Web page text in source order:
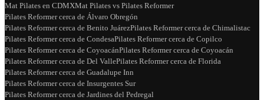
Mat Pilates en CDMXMat Pilates vs Pilates Reformer
Pilates Reformer cerca de Álvaro Obregón
Pilates Reformer cerca de Benito JuárezPilates Reformer cerca de Chimalistac
Pilates Reformer cerca de CondesaPilates Reformer cerca de Copilco
Pilates Reformer cerca de CoyoacánPilates Reformer cerca de Coyoacán
Pilates Reformer cerca de Del VallePilates Reformer cerca de Florida
Pilates Reformer cerca de Guadalupe Inn
Pilates Reformer cerca de Insurgentes Sur
Pilates Reformer cerca de Jardines del Pedregal